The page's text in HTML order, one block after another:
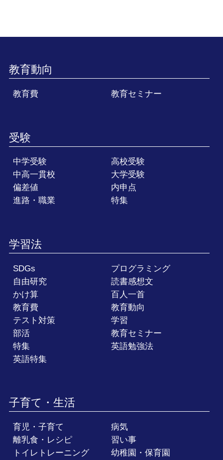
教育動向
教育費 教育セミナー
受験
中学受験
高校受験
中高一貫校
大学受験
偏差値
内申点
進路・職業
特集
学習法
SDGs
プログラミング
自由研究
読書感想文
かけ算
百人一首
教育費
教育動向
テスト対策
学習
部活
教育セミナー
特集
英語勉強法
英語特集
子育て・生活
育児・子育て
病気
離乳食・レシピ
習い事
トイレトレーニング
幼稚園・保育園